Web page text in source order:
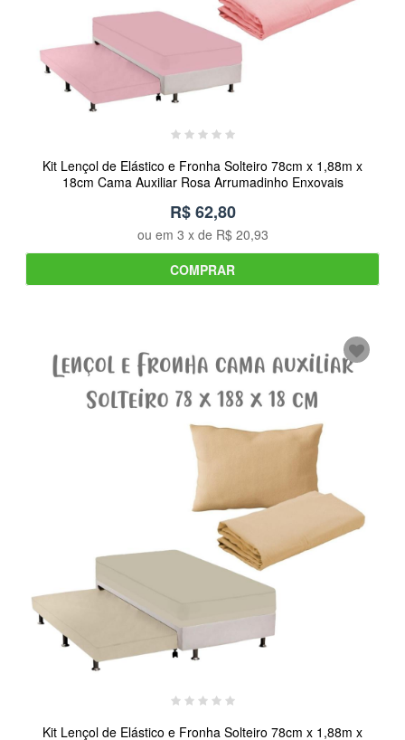
Kit Lençol de Elástico e Fronha Solteiro 78cm x 1,88m x
18cm Cama Auxiliar Rosa Arrumadinho Enxovais
R$ 62,80
ou em 3 x de R$ 20,93
COMPRAR
Kit Lençol de Elástico e Fronha Solteiro 78cm x 1,88m x